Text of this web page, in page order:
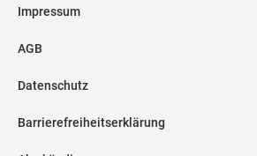
Impressum
AGB
Datenschutz
Barrierefreiheitserklärung